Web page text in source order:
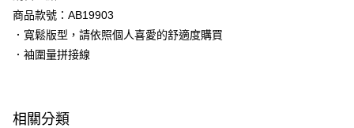
付款後7-11取貨
每筆NT$60，滿NT$1,000(含以上)免運費
付款後門市自取
商品款號：AB19903
．寬鬆版型，請依照個人喜愛的舒適度購買
．袖圍量拼接線
相關分類